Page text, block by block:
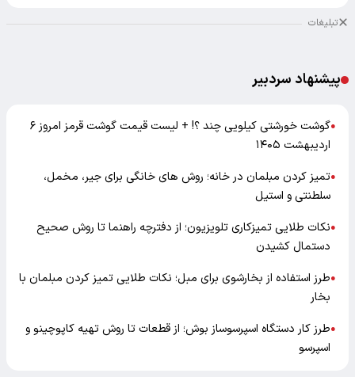
تبلیغات
پیشنهاد سردبیر
●
گوشت خورشتی کیلویی چند ؟! + لیست قیمت گوشت قرمز امروز ۶
اردیبهشت ۱۴۰۵
●تمیز کردن مبلمان در خانه؛ روش های خانگی برای جیر، مخمل،
سلطنتی و استیل
●نکات طلایی تمیزکاری تلویزیون؛ از دفترچه راهنما تا روش صحیح
دستمال کشیدن
●طرز استفاده از بخارشوی برای مبل؛ نکات طلایی تمیز کردن مبلمان با
بخار
●طرز کار دستگاه اسپرسوساز بوش؛ از قطعات تا روش تهیه کاپوچینو و
اسپرسو